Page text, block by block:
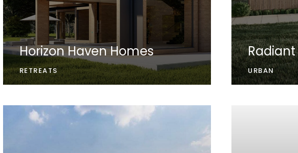
Horizon Haven Homes
RETREATS
Radiant
URBAN